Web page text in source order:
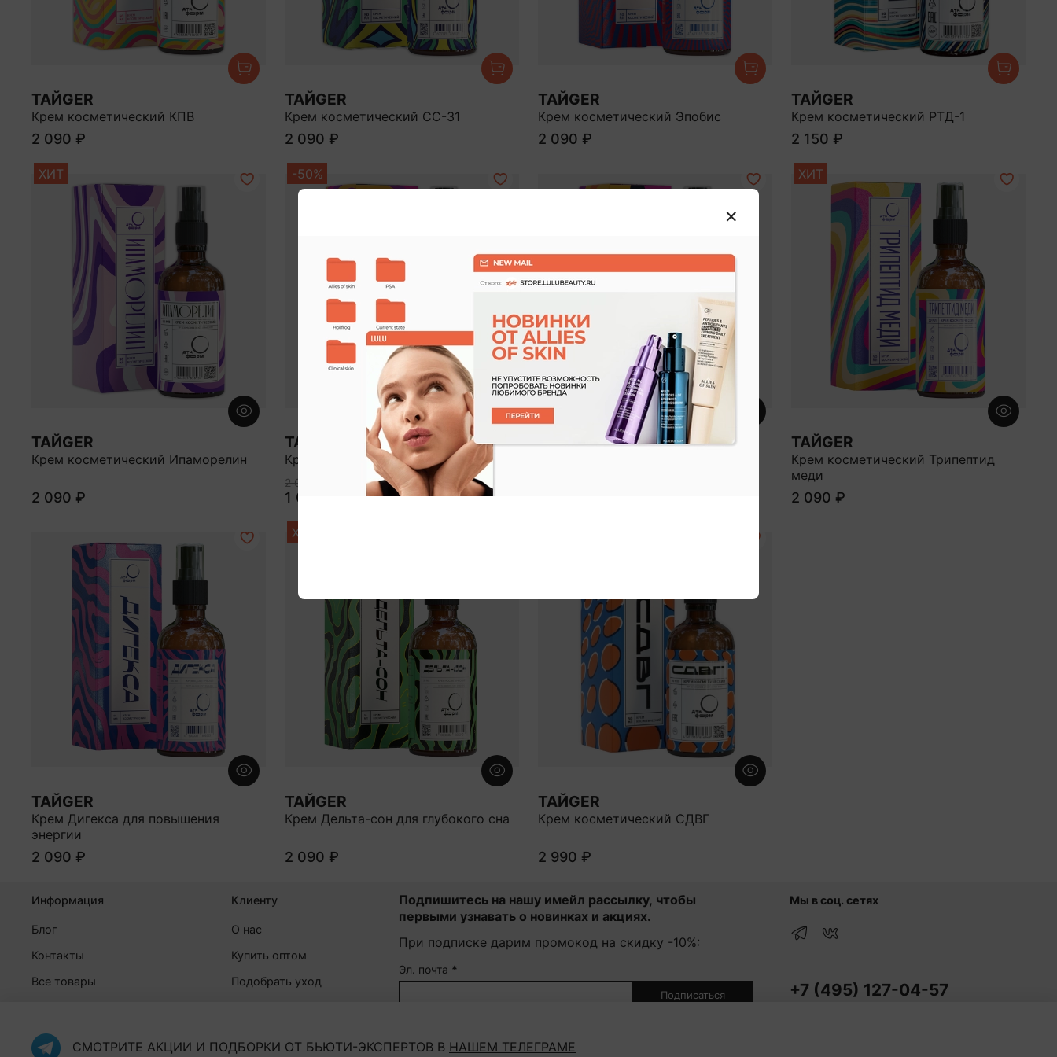
ТАЙGER
Крем косметический КПВ
2 090 ₽
ТАЙGER
Крем косметический СС-31
2 090 ₽
ТАЙGER
Крем косметический Эпобис
2 090 ₽
ТАЙGER
Крем косметический РТД-1
2 150 ₽
ХИТ
ТАЙGER
Крем косметический Ипаморелин
2 090 ₽
-50%
ТАЙGER
Крем косметический ТБ-500
2 090 ₽
1 045 ₽
ТАЙGER
ХИТ
ТАЙGER
Крем косметический Трипептид
меди
2 090 ₽
ТАЙGER
Крем Дигекса для повышения
энергии
2 090 ₽
ХИТ
ТАЙGER
Крем Дельта-сон для глубокого сна
2 090 ₽
ТАЙGER
Крем косметический СДВГ
2 990 ₽
Информация
Блог
Контакты
Все товары
Программа лояльности
Клиенту
О нас
Купить оптом
Подобрать уход
Подпишитесь на нашу имейл рассылку, чтобы
первыми узнавать о новинках и акциях.
При подписке дарим промокод на скидку -10%:
Эл. почта *
Подписаться
Мы в соц. сетях
+7 (495) 127-04-57
СМОТРИТЕ АКЦИИ И ПОДБОРКИ ОТ БЬЮТИ-ЭКСПЕРТОВ В НАШЕМ ТЕЛЕГРАМЕ